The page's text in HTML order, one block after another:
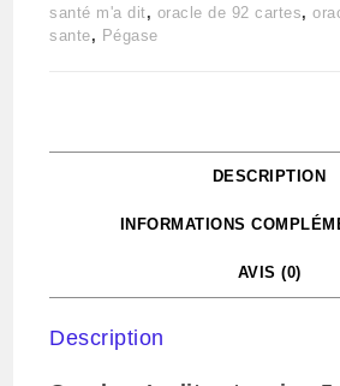
santé m'a dit, oracle de 92 cartes,
sante, Pégase
DESCRIPTION
INFORMATIONS
AVIS (0)
Description